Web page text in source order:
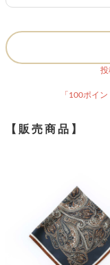
投
「100ポイ
【販売商品】